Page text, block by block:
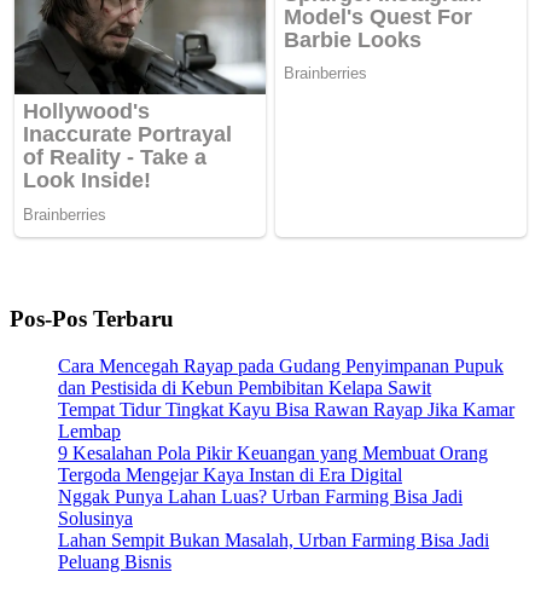
Pos-Pos Terbaru
Cara Mencegah Rayap pada Gudang Penyimpanan Pupuk
dan Pestisida di Kebun Pembibitan Kelapa Sawit
Tempat Tidur Tingkat Kayu Bisa Rawan Rayap Jika Kamar
Lembap
9 Kesalahan Pola Pikir Keuangan yang Membuat Orang
Tergoda Mengejar Kaya Instan di Era Digital
Nggak Punya Lahan Luas? Urban Farming Bisa Jadi
Solusinya
Lahan Sempit Bukan Masalah, Urban Farming Bisa Jadi
Peluang Bisnis